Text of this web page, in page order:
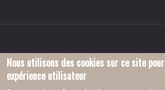
Nous utilisons des cookies sur ce site
expérience utilisateur